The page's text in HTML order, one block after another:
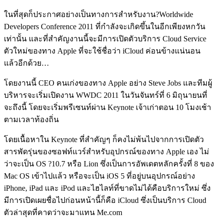
ในที่สุดก็ประกาศอย่างเป็นทางการสำหรับงาน?Worldwide
Developers Conference 2011 ที่กำลังจะเกิดขึ้นในอีกเพียงหกวัน
เท่านั้น และที่สำคัญงานนี้จะมีการเปิดตัวบริการ Cloud Service
ตัวใหม่ของทาง Apple ที่จะใช้ชื่อว่า iCloud ค่อนข้างแน่นอน
แล้วอีกด้วย…
โดยงานนี้ CEO คนเก่งของทาง Apple อย่าง Steve Jobs และทีมผู้
บริหารจะเริ่มเปิดงาน WWDC 2011 ในวันจันทร์ที่ 6 มิถุนายนที่
จะถึงนี้ โดยจะเริ่มพรีเซนท์ผ่าน Keynote เจ้าเก่าตอน 10 โมงเช้า
ตามเวลาท้องถิ่น
โดยเนื้อหาใน Keynote ที่สำคัญๆ ก็คงไม่พ้นไปจากการเปิดตัว
สารพัดรุ่นของซอฟท์แวร์สำหรับอุปกรณ์ของทาง Apple เอง ไม่
ว่าจะเป็น OS ?10.7 หรือ Lion ซึ่งเป็นการอัพเดตหลักครั้งที่ 8 ของ
Mac OS เข้าไปแล้ว หรือจะเป็น iOS 5 ที่อยู่บนอุปกรณ์อย่าง
iPhone, iPad และ iPod และไฮไลท์ที่ขาดไม่ได้คือบริการใหม่ ซึ่ง
มีการเปิดเผยชื่อไปก่อนหน้านี้ก็คือ iCloud ซึ่งเป็นบริการ Cloud
ตัวล่าสุดที่คาดว่าจะมาแทน Me.com